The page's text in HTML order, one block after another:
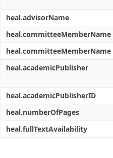
heal.advisorName
heal.committeeMemberName
heal.committeeMemberName
heal.academicPublisher
heal.academicPublisherID
heal.numberOfPages
heal.fullTextAvailability